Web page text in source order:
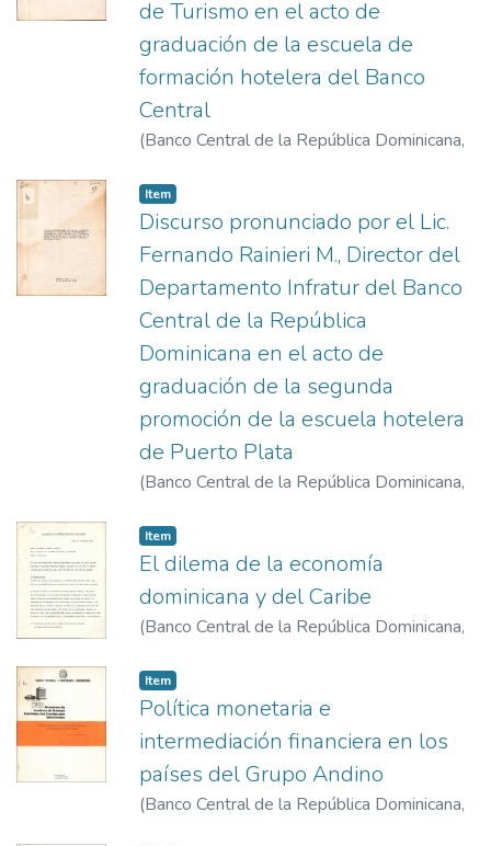
de Turismo en el acto de
graduación de la escuela de
formación hotelera del Banco
Central
(Banco Central de la República Dominicana,
Item
Discurso pronunciado por el Lic.
Fernando Rainieri M., Director del
Departamento Infratur del Banco
Central de la República
Dominicana en el acto de
graduación de la segunda
promoción de la escuela hotelera
de Puerto Plata
(Banco Central de la República Dominicana,
Item
El dilema de la economía
dominicana y del Caribe
(Banco Central de la República Dominicana,
Item
Política monetaria e
intermediación financiera en los
países del Grupo Andino
(Banco Central de la República Dominicana,